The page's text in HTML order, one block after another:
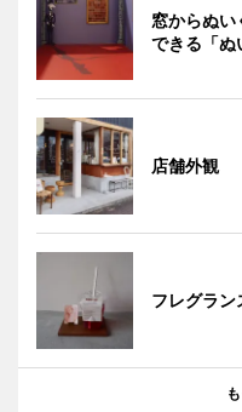
窓からぬい
できる「ぬ
店舗外観
フレグラン